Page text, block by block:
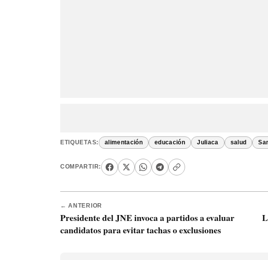
ETIQUETAS: alimentación educación Juliaca salud
COMPARTIR:
← ANTERIOR
Presidente del JNE invoca a partidos a evaluar
candidatos para evitar tachas o exclusiones